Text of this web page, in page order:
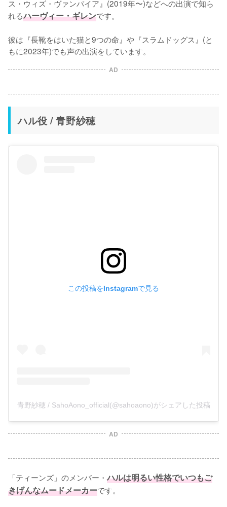
ス・ウィズ・ヴァンパイア』(2019年〜)などへの出演で知ら
れるハーヴィー・ギレンです。
彼は『長靴をはいた猫と9つの命』や『スラムドッグス』(と
もに2023年)でも声の出演をしています。
AD
ハル役 / 青野紗穂
この投稿をInstagramで見る
青野紗穂 / SahoAono_official(@sahoaono)がシェアした投稿
AD
「ティーンズ」のメンバー・ハルは明るい性格でいつもご
きげんなムードメーカーです。